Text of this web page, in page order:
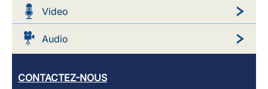
Video
Audio
CONTACTEZ-NOUS